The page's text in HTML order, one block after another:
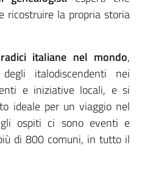
ricostruire la propria storia
italiane nel mondo,
degli italodiscendenti nei
e iniziative locali, e si
ideale per un viaggio nel
ospiti ci sono eventi e
di 800 comuni, in tutto il